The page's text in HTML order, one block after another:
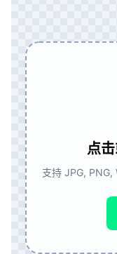
点
支持 JPG,